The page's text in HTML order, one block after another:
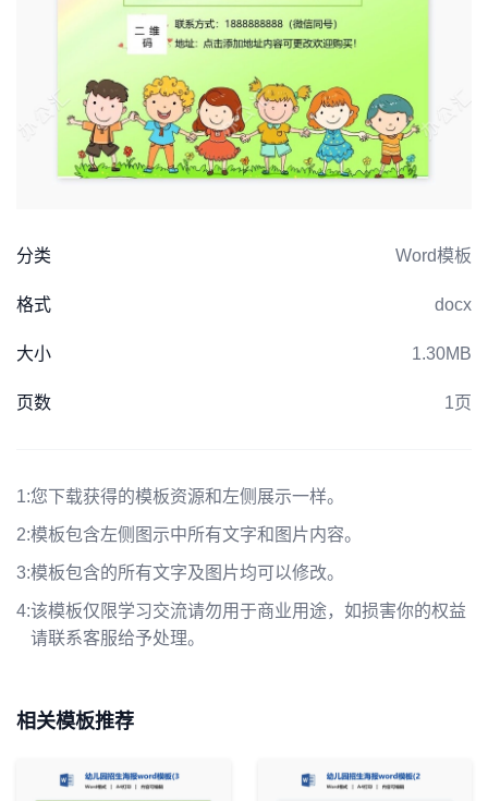
分类 Word模板
格式 docx
大小 1.30MB
页数 1页
1:您下载获得的模板资源和左侧展示一样。
2:模板包含左侧图示中所有文字和图片内容。
3:模板包含的所有文字及图片均可以修改。
4:该模板仅限学习交流请勿用于商业用途，如损害你的权益
请联系客服给予处理。
相关模板推荐